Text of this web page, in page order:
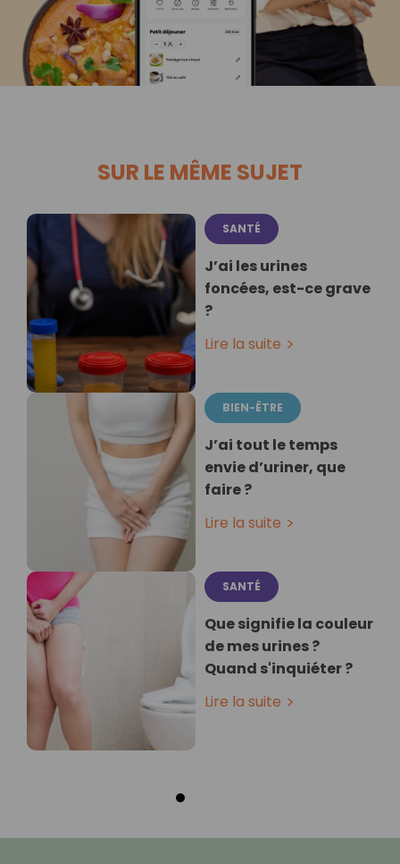
SUR LE MÊME SUJET
SANTÉ
J’ai les urines
foncées, est-ce grave
?
Lire la suite
BIEN-ÊTRE
J’ai tout le temps
envie d’uriner, que
faire ?
Lire la suite
SANTÉ
Que signifie la couleur
de mes urines ?
Quand s'inquiéter ?
Lire la suite